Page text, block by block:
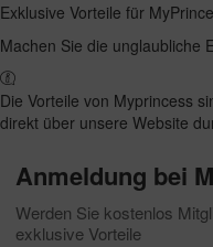
Exklusive Vorteile für
Machen Sie die unglaubliche
Die Vorteile von Myprincess
direkt über unsere Website
Anmeldung bei
Werden Sie kostenlos
exklusive Vorteile